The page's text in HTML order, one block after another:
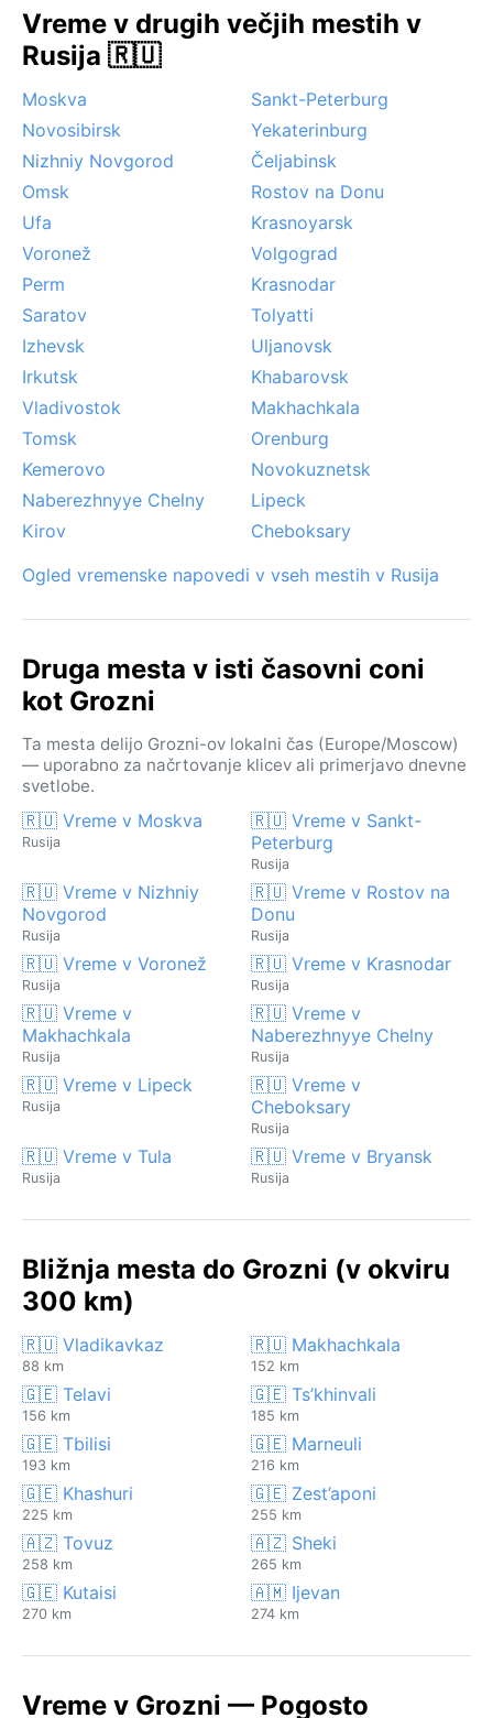
Vreme v drugih večjih mestih v
Rusija 🇷🇺
Moskva
Sankt-Peterburg
Novosibirsk
Yekaterinburg
Nizhniy Novgorod
Čeljabinsk
Omsk
Rostov na Donu
Ufa
Krasnoyarsk
Voronež
Volgograd
Perm
Krasnodar
Saratov
Tolyatti
Izhevsk
Uljanovsk
Irkutsk
Khabarovsk
Vladivostok
Makhachkala
Tomsk
Orenburg
Kemerovo
Novokuznetsk
Naberezhnyye Chelny
Lipeck
Kirov
Cheboksary
Ogled vremenske napovedi v vseh mestih v Rusija
Druga mesta v isti časovni coni
kot Grozni
Ta mesta delijo Grozni-ov lokalni čas (Europe/Moscow)
— uporabno za načrtovanje klicev ali primerjavo dnevne
svetlobe.
🇷🇺 Vreme v Moskva
Rusija
🇷🇺 Vreme v Sankt-
Peterburg
Rusija
🇷🇺 Vreme v Nizhniy
Novgorod
Rusija
🇷🇺 Vreme v Rostov na
Donu
Rusija
🇷🇺 Vreme v Voronež
Rusija
🇷🇺 Vreme v Krasnodar
Rusija
🇷🇺 Vreme v
Makhachkala
Rusija
🇷🇺 Vreme v
Naberezhnyye Chelny
Rusija
🇷🇺 Vreme v Lipeck
Rusija
🇷🇺 Vreme v
Cheboksary
Rusija
🇷🇺 Vreme v Tula
Rusija
🇷🇺 Vreme v Bryansk
Rusija
Bližnja mesta do Grozni (v okviru
300 km)
🇷🇺 Vladikavkaz
88 km
🇷🇺 Makhachkala
152 km
🇬🇪 Telavi
156 km
🇬🇪 Ts’khinvali
185 km
🇬🇪 Tbilisi
193 km
🇬🇪 Marneuli
216 km
🇬🇪 Khashuri
225 km
🇬🇪 Zest’aponi
255 km
🇦🇿 Tovuz
258 km
🇦🇿 Sheki
265 km
🇬🇪 Kutaisi
270 km
🇦🇲 Ijevan
274 km
Vreme v Grozni — Pogosto